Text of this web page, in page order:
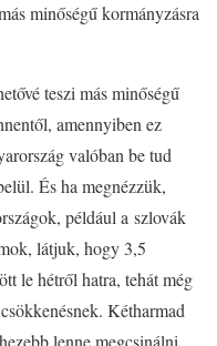
minőségű kormányzásra
teszi más minőségű
amennyiben ez
valóban be tud
És ha megnézzük,
például a szlovák
látjuk, hogy 3,5
le hétről hatra, tehát még
Kétharmad
lenne megcsinálni.